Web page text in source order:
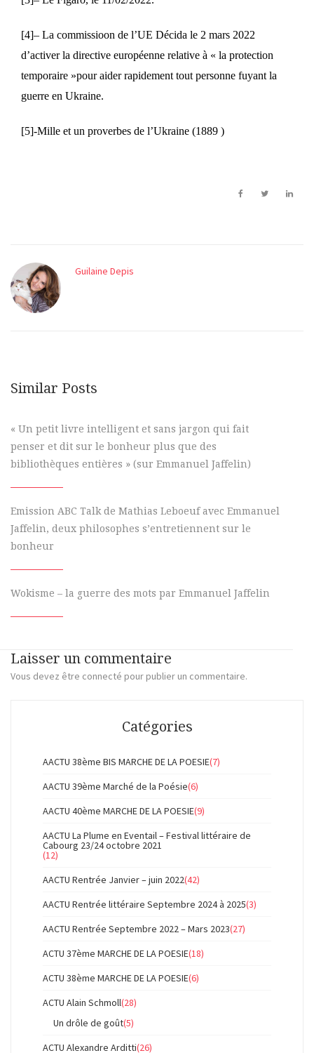
[4]– La commissioon de l’UE Décida le 2 mars 2022
d’activer la directive européenne relative à « la protection
temporaire »pour aider rapidement tout personne fuyant la
guerre en Ukraine.
[5]-Mille et un proverbes de l’Ukraine (1889 )
Guilaine Depis
Similar Posts
« Un petit livre intelligent et sans jargon qui fait
penser et dit sur le bonheur plus que des
bibliothèques entières » (sur Emmanuel Jaffelin)
Emission ABC Talk de Mathias Leboeuf avec Emmanuel
Jaffelin, deux philosophes s’entretiennent sur le
bonheur
Wokisme – la guerre des mots par Emmanuel Jaffelin
Laisser un commentaire
Vous devez être connecté pour publier un commentaire.
Catégories
AACTU 38ème BIS MARCHE DE LA POESIE(7)
AACTU 39ème Marché de la Poésie(6)
AACTU 40ème MARCHE DE LA POESIE(9)
AACTU La Plume en Eventail – Festival littéraire de
Cabourg 23/24 octobre 2021
(12)
AACTU Rentrée Janvier – juin 2022(42)
AACTU Rentrée littéraire Septembre 2024 à 2025(3)
AACTU Rentrée Septembre 2022 – Mars 2023(27)
ACTU 37ème MARCHE DE LA POESIE(18)
ACTU 38ème MARCHE DE LA POESIE(6)
ACTU Alain Schmoll(28)
Un drôle de goût(5)
ACTU Alexandre Arditti(26)